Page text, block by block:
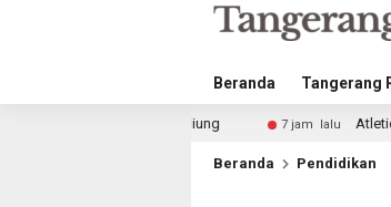
Beranda Tangerang
Atletico Madrid dan Arsenal
Beranda Pendidikan